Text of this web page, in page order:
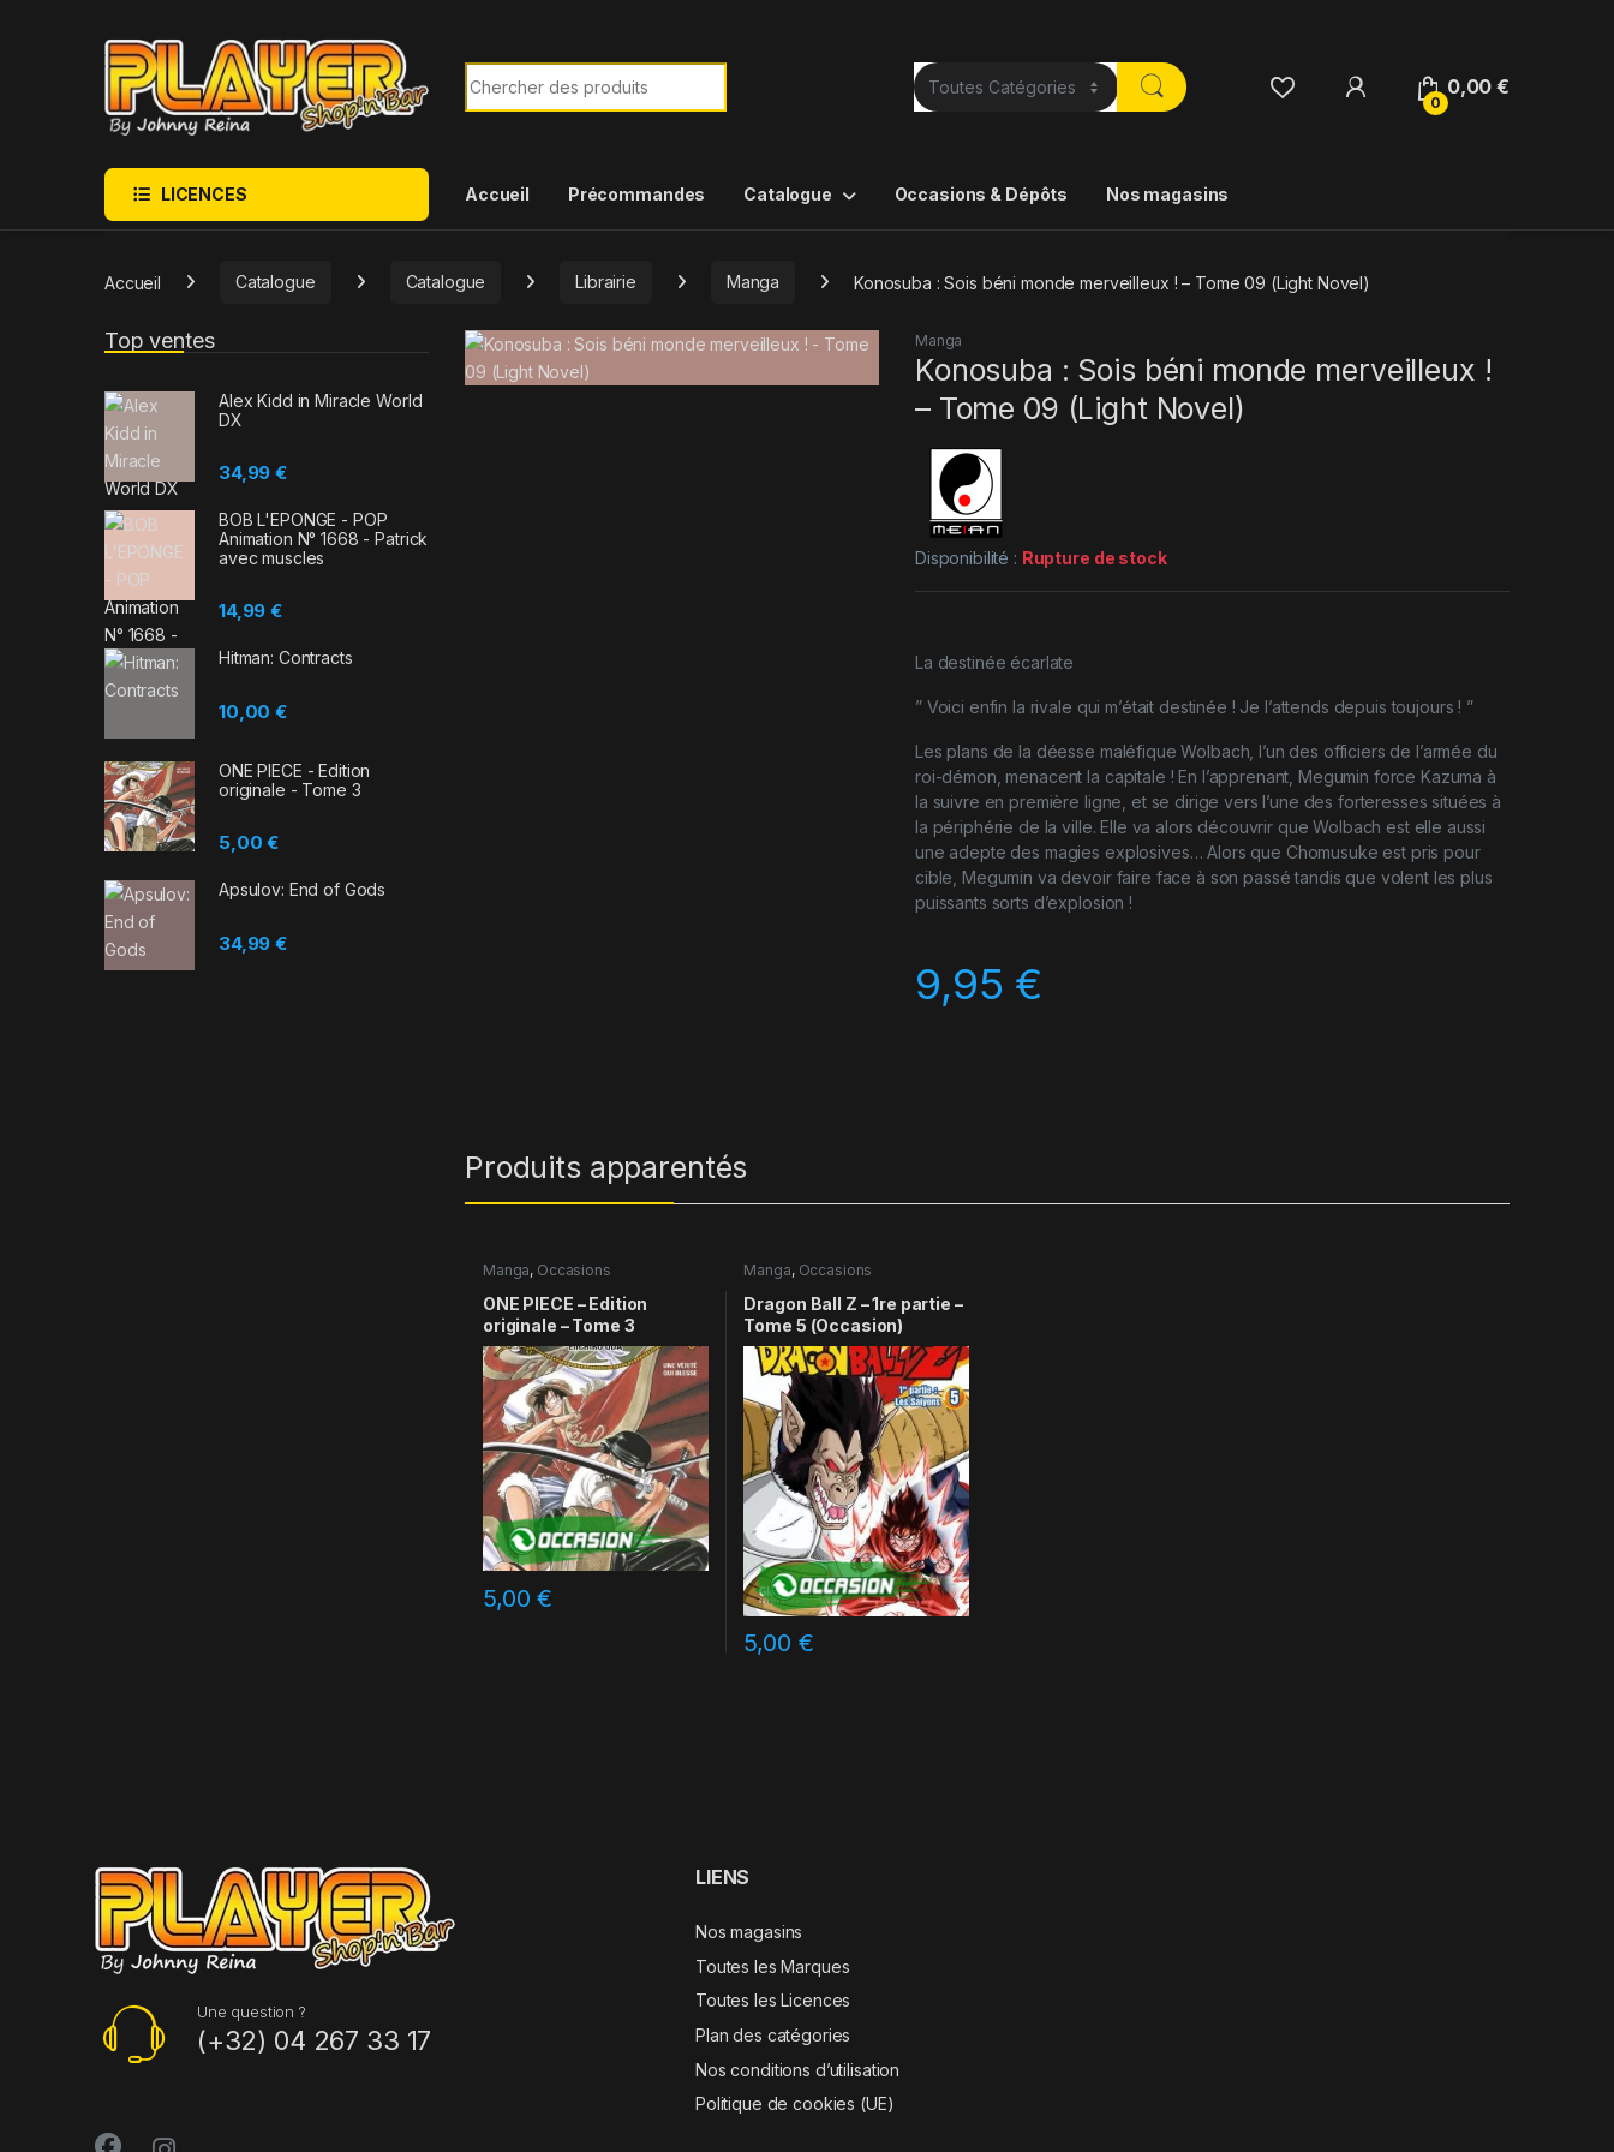
Recherche de :
0
0,00€
LICENCES Accueil Précommandes Catalogue Occasions & Dépôts Nos magasins
Accueil Catalogue Catalogue Librairie Manga Konosuba : Sois béni monde merveilleux ! – Tome 09 (Light Novel)
Manga
Konosuba : Sois béni monde merveilleux !
– Tome 09 (Light Novel)
Disponibilité : Rupture de stock
La destinée écarlate
” Voici enfin la rivale qui m’était destinée ! Je l’attends depuis toujours ! ”
Les plans de la déesse maléfique Wolbach, l’un des officiers de l’armée du
roi-démon, menacent la capitale ! En l’apprenant, Megumin force Kazuma à
la suivre en première ligne, et se dirige vers l’une des forteresses situées à
la périphérie de la ville. Elle va alors découvrir que Wolbach est elle aussi
une adepte des magies explosives… Alors que Chomusuke est pris pour
cible, Megumin va devoir faire face à son passé tandis que volent les plus
puissants sorts d’explosion !
9,95 €
Produits apparentés
Manga, Occasions
ONE PIECE – Edition
originale – Tome 3
5,00€
Manga, Occasions
Dragon Ball Z – 1re partie –
Tome 5 (Occasion)
5,00 €
Top ventes
Alex Kidd in Miracle World
DX
34,99€
BOB L'EPONGE - POP
Animation N° 1668 - Patrick
avec muscles
14,99€
Hitman: Contracts
10,00€
ONE PIECE - Edition
originale - Tome 3
5,00€
Apsulov: End of Gods
34,99€
Une question ?
(+32) 04 267 33 17
LIENS
Nos magasins
Toutes les Marques
Toutes les Licences
Plan des catégories
Nos conditions d’utilisation
Politique de cookies (UE)